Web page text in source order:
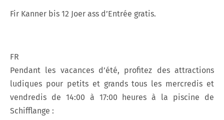
Fir Kanner bis 12 Joer ass d’Entrée gratis.
FR
Pendant les vacances d’été, profitez des attractions
ludiques pour petits et grands tous les mercredis et
vendredis de 14:00 à 17:00 heures à la piscine de
Schifflange :